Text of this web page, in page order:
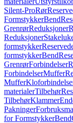
Silent-ProRør
FormstykkerBend
GrenrørReduksjoner
Reduksjoner
formstykker
formstykkerBend
GrenrørForbindelser
ForbindelserMuffer
Muffer
materialerTilbehør
TilbehørKlammer
Pakninger
for FormstykkerBend